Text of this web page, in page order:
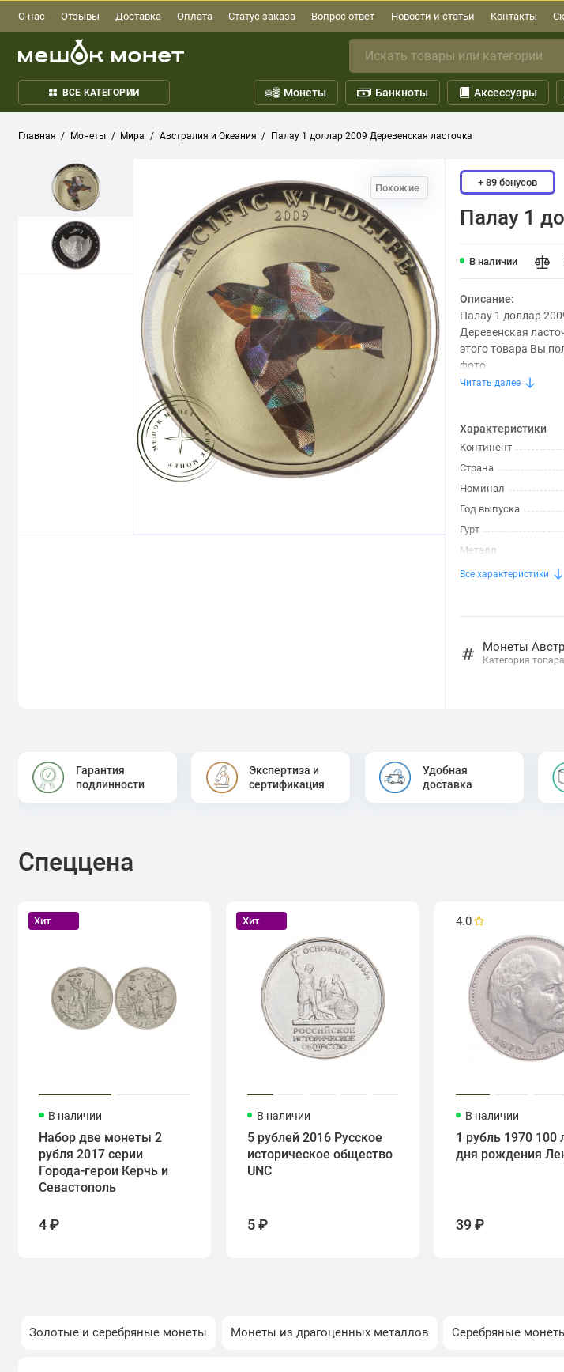
О нас Отзывы Доставка Оплата Статус заказа Вопрос ответ Новости и статьи Контакты
ВСЕ КАТЕГОРИИ Монеты Банкноты Аксессуары
Главная Монеты Мира Австралия и Океания Палау 1 доллар 2009 Деревенская ласточка
Похожие + 89 бонусов
Палау 1
В наличии
Описание:
Палау 1 доллар
Деревенская
этого товара Вы
фото.
Читать далее
Характеристики
Континент
Страна
Номинал
Год выпуска
Гурт
Металл
Все характеристики
Монеты
Категория товара
Гарантия
подлинности
Экспертиза и
сертификация
Удобная
доставка
Спеццена
Хит
В наличии
Набор две монеты 2
рубля 2017 серии
Города-герои Керчь и
Севастополь
4 ₽
Хит
В наличии
5 рублей 2016 Русское
историческое общество
UNC
5 ₽
4.0
В наличии
1 рубль 1970 100
дня рождения
39 ₽
Золотые и серебряные монеты Монеты из драгоценных металлов Серебряные